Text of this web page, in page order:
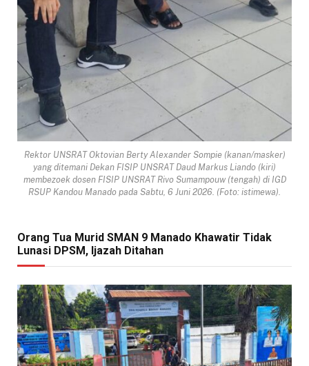
Rektor UNSRAT Oktovian Berty Alexander Sompie (kanan/masker)
yang ditemani Dekan FISIP UNSRAT Daud Markus Liando (kiri)
membezoek dosen FISIP UNSRAT Rivo Sumampouw (tengah) di IGD
RSUP Kandou Manado pada Sabtu, 6 Juni 2026. (Foto: istimewa).
Orang Tua Murid SMAN 9 Manado Khawatir Tidak
Lunasi DPSM, Ijazah Ditahan